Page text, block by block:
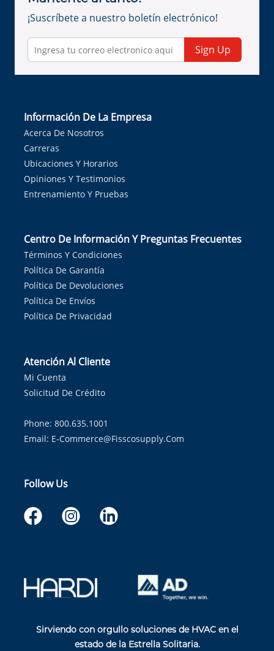
¡Suscríbete a nuestro boletín electrónico!
Sign Up
Información De La Empresa
Acerca De Nosotros
Carreras
Ubicaciones Y Horarios
Opiniones Y Testimonios
Entrenamiento Y Pruebas
Centro De Información Y Preguntas Frecuentes
Términos Y Condiciones
Política De Garantía
Política De Devoluciones
Política De Envíos
Política De Privacidad
Atención Al Cliente
Mi Cuenta
Solicitud De Crédito
Phone: 800.635.1001
Email: E-Commerce@fisscosupply.com
Follow Us
Sirviendo con orgullo soluciones de HVAC en el
estado de la Estrella Solitaria.